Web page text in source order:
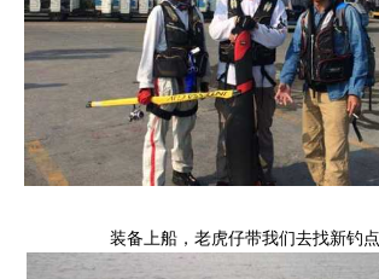
装备上船，老虎仔带我们去找新钓